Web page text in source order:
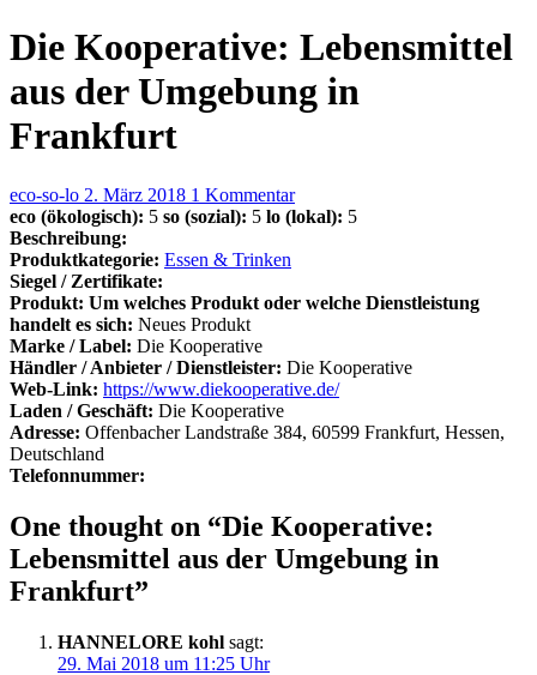
Die Kooperative: Lebensmittel
aus der Umgebung in
Frankfurt
eco-so-lo 2. März 2018 1 Kommentar
eco (ökologisch): 5 so (sozial): 5 lo (lokal): 5
Beschreibung:
Produktkategorie: Essen & Trinken
Siegel / Zertifikate:
Produkt: Um welches Produkt oder welche Dienstleistung
handelt es sich: Neues Produkt
Marke / Label: Die Kooperative
Händler / Anbieter / Dienstleister: Die Kooperative
Web-Link: https://www.diekooperative.de/
Laden / Geschäft: Die Kooperative
Adresse: Offenbacher Landstraße 384, 60599 Frankfurt, Hessen,
Deutschland
Telefonnummer:
One thought on “Die Kooperative:
Lebensmittel aus der Umgebung in
Frankfurt”
HANNELORE kohl sagt:
29. Mai 2018 um 11:25 Uhr